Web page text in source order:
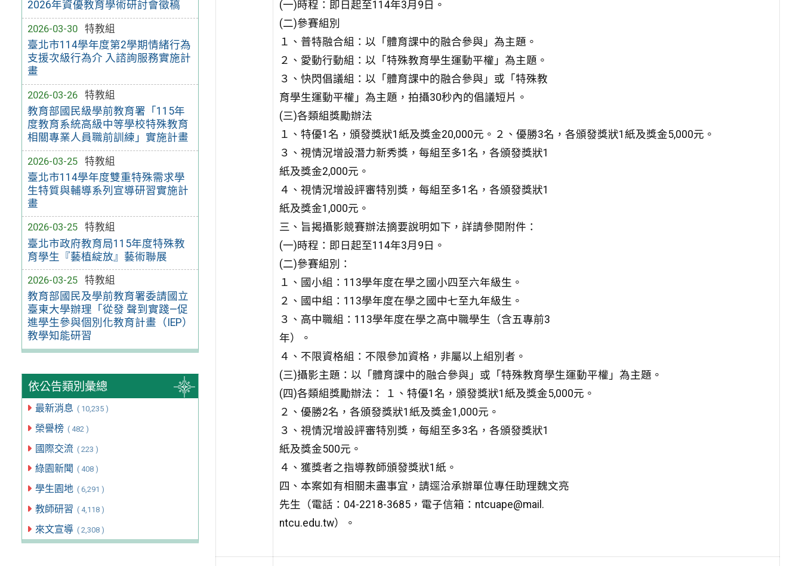
2026年資優教育學術研討會徵稿
2026-03-30
特教組
臺北市114學年度第2學期情緒行為
支援次級行為介 入諮詢服務實施計
畫
2026-03-26
特教組
教育部國民級學前教育署「115年
度教育系統高級中等學校特殊教育
相關專業人員職前訓練」實施計畫
2026-03-25
特教組
臺北市114學年度雙重特殊需求學
生特質與輔導系列宣導研習實施計
畫
2026-03-25
特教組
臺北市政府教育局115年度特殊教
育學生『藝植綻放』藝術聯展
2026-03-25
特教組
教育部國民及學前教育署委請國立
臺東大學辦理「從發 聲到實踐—促
進學生參與個別化教育計畫（IEP）
教學知能研習
依公告類別彙總
最新消息 ( 10,235 )
榮譽榜 ( 482 )
國際交流 ( 223 )
綠園新聞 ( 408 )
學生園地 ( 6,291 )
教師研習 ( 4,118 )
來文宣導 ( 2,308 )
(一)時程：即日起至114年3月9日。
(二)參賽組別
１、普特融合組：以「體育課中的融合參與」為主題。
２、愛動行動組：以「特殊教育學生運動平權」為主題。
３、快閃倡議組：以「體育課中的融合參與」或「特殊教
育學生運動平權」為主題，拍攝30秒內的倡議短片。
(三)各類組獎勵辦法
１、特優1名，頒發獎狀1紙及獎金20,000元。２、優勝3名，各頒發獎狀1紙及獎金5,000元。
３、視情況增設潛力新秀獎，每組至多1名，各頒發獎狀1
紙及獎金2,000元。
４、視情況增設評審特別獎，每組至多1名，各頒發獎狀1
紙及獎金1,000元。
三、旨揭攝影競賽辦法摘要說明如下，詳請參閱附件：
(一)時程：即日起至114年3月9日。
(二)參賽組別：
１、國小組：113學年度在學之國小四至六年級生。
２、國中組：113學年度在學之國中七至九年級生。
３、高中職組：113學年度在學之高中職學生（含五專前3
年）。
４、不限資格組：不限參加資格，非屬以上組別者。
(三)攝影主題：以「體育課中的融合參與」或「特殊教育學生運動平權」為主題。
(四)各類組獎勵辦法： １、特優1名，頒發獎狀1紙及獎金5,000元。
２、優勝2名，各頒發獎狀1紙及獎金1,000元。
３、視情況增設評審特別獎，每組至多3名，各頒發獎狀1
紙及獎金500元。
４、獲獎者之指導教師頒發獎狀1紙。
四、本案如有相關未盡事宜，請逕洽承辦單位專任助理魏文亮
先生（電話：04-2218-3685，電子信箱：ntcuape@mail.
ntcu.edu.tw）。